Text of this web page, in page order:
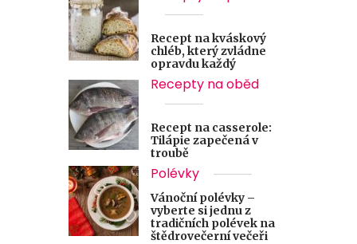
Recept na kváskový
chléb, který zvládne
opravdu každý
Recepty na oběd
Recept na casserole:
Tilápie zapečená v
troubě
Polévky
Vánoční polévky –
vyberte si jednu z
tradičních polévek na
štědrovečerní večeři